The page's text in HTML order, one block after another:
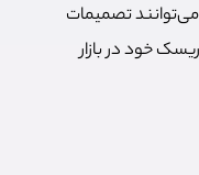
معامله‌گران با بررسی دامیننس ETH می‌توانند تصمیمات
خود در بازار